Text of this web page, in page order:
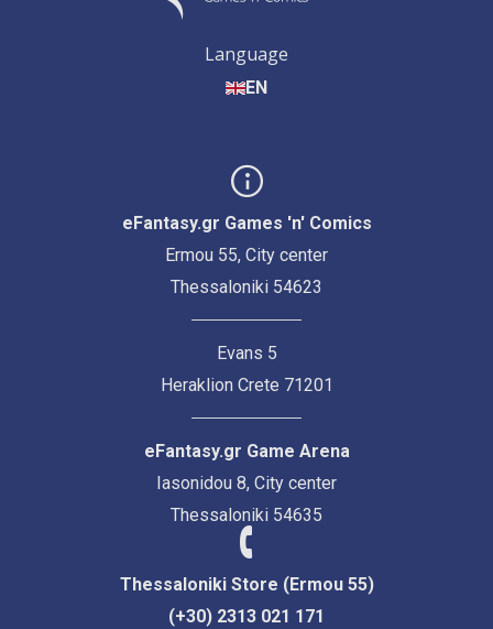
Language
EN
eFantasy.gr Games 'n' Comics
Ermou 55, City center
Thessaloniki 54623
Evans 5
Heraklion Crete 71201
eFantasy.gr Game Arena
Iasonidou 8, City center
Thessaloniki 54635
Thessaloniki Store (Ermou 55)
(+30) 2313 021 171